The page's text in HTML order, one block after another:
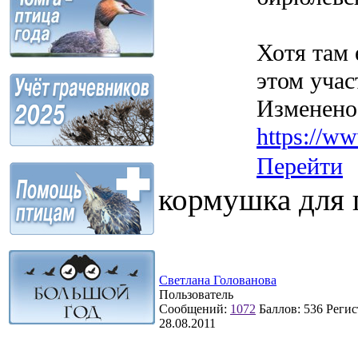
Хотя там
этом
https://
Перейти
кормушка для
Светлана Голованова
Пользователь
Сообщений: 1072 Баллов: 536
28.08.2011